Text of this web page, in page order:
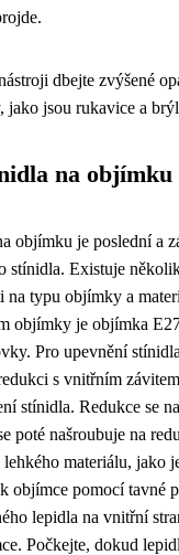
dbejte zvýšené
jako jsou rukavice a
na objímku
objímku je poslední a
stínidla. Existuje
na typu objímky a
objímky je objímka
Pro upevnění
s vnitřním
stínidla. Redukce se
poté našroubuje na
materiálu, jako
objímce pomocí tavné
lepidla na vnitřní
Počkejte, dokud